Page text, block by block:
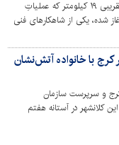
بزرگراه شمالی کرج به طول تقریبی ۱۹ کیلومتر که عملیاتِ
شده، یکی از شاهکارهای فنی
می‌رود که نمادی از توسعه و
شرایط تحریم‌ها و رکود
با خانواده آتش‌نشان
و سرپرست سازمان
کلانشهر در آستانه هفتم
با حضور در منزل
یاد و خاطره این